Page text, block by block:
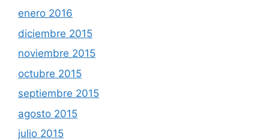
enero 2016
diciembre 2015
noviembre 2015
octubre 2015
septiembre 2015
agosto 2015
julio 2015